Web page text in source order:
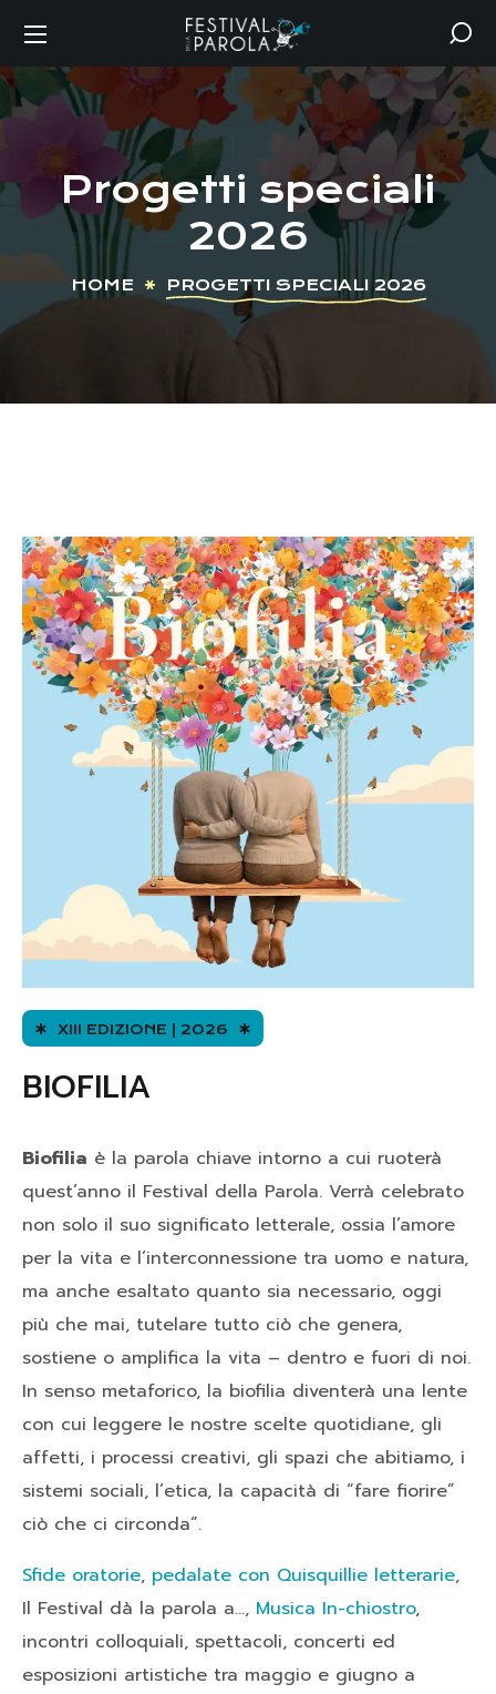
Progetti speciali
2026
HOME PROGETTI SPECIALI 2026
XIII EDIZIONE | 2026
BIOFILIA
Biofilia è la parola chiave intorno a cui ruoterà
quest’anno il Festival della Parola. Verrà celebrato
non solo il suo significato letterale, ossia l’amore
per la vita e l’interconnessione tra uomo e natura,
ma anche esaltato quanto sia necessario, oggi
più che mai, tutelare tutto ciò che genera,
sostiene o amplifica la vita – dentro e fuori di noi.
In senso metaforico, la biofilia diventerà una lente
con cui leggere le nostre scelte quotidiane, gli
affetti, i processi creativi, gli spazi che abitiamo, i
sistemi sociali, l’etica, la capacità di “fare fiorire”
ciò che ci circonda”.
Sfide oratorie, pedalate con Quisquillie letterarie,
Il Festival dà la parola a…, Musica In-chiostro,
incontri colloquiali, spettacoli, concerti ed
esposizioni artistiche tra maggio e giugno a